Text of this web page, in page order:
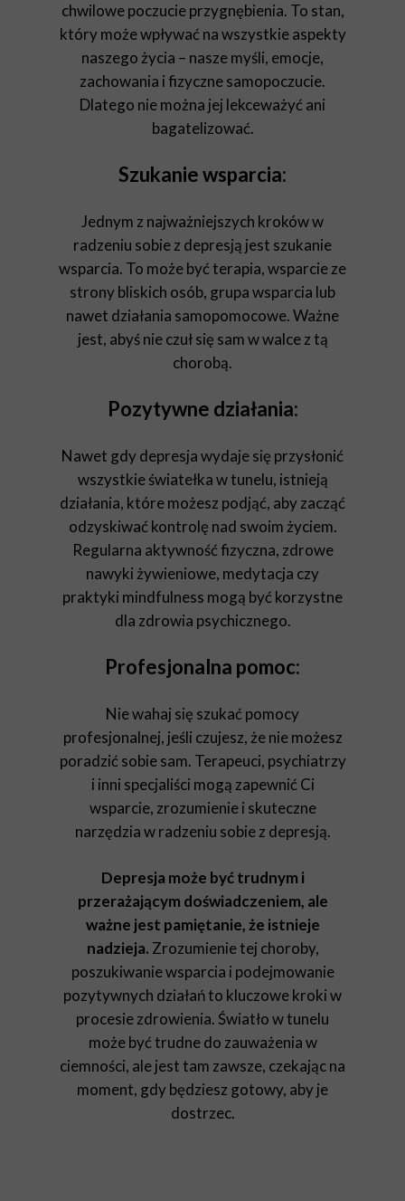
chwilowe poczucie przygnębienia. To stan,
który może wpływać na wszystkie aspekty
naszego życia – nasze myśli, emocje,
zachowania i fizyczne samopoczucie.
Dlatego nie można jej lekceważyć ani
bagatelizować.
Szukanie wsparcia:
Jednym z najważniejszych kroków w
radzeniu sobie z depresją jest szukanie
wsparcia. To może być terapia, wsparcie ze
strony bliskich osób, grupa wsparcia lub
nawet działania samopomocowe. Ważne
jest, abyś nie czuł się sam w walce z tą
chorobą.
Pozytywne działania:
Nawet gdy depresja wydaje się przysłonić
wszystkie światełka w tunelu, istnieją
działania, które możesz podjąć, aby zacząć
odzyskiwać kontrolę nad swoim życiem.
Regularna aktywność fizyczna, zdrowe
nawyki żywieniowe, medytacja czy
praktyki mindfulness mogą być korzystne
dla zdrowia psychicznego.
Profesjonalna pomoc:
Nie wahaj się szukać pomocy
profesjonalnej, jeśli czujesz, że nie możesz
poradzić sobie sam. Terapeuci, psychiatrzy
i inni specjaliści mogą zapewnić Ci
wsparcie, zrozumienie i skuteczne
narzędzia w radzeniu sobie z depresją.
Depresja może być trudnym i
przerażającym doświadczeniem, ale
ważne jest pamiętanie, że istnieje
nadzieja. Zrozumienie tej choroby,
poszukiwanie wsparcia i podejmowanie
pozytywnych działań to kluczowe kroki w
procesie zdrowienia. Światło w tunelu
może być trudne do zauważenia w
ciemności, ale jest tam zawsze, czekając na
moment, gdy będziesz gotowy, aby je
dostrzec.